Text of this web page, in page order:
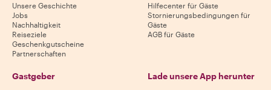
Unsere Geschichte
Jobs
Nachhaltigkeit
Reiseziele
Geschenkgutscheine
Partnerschaften
Hilfecenter für Gäste
Stornierungsbedingungen für
Gäste
AGB für Gäste
Gastgeber Lade unsere App herunter